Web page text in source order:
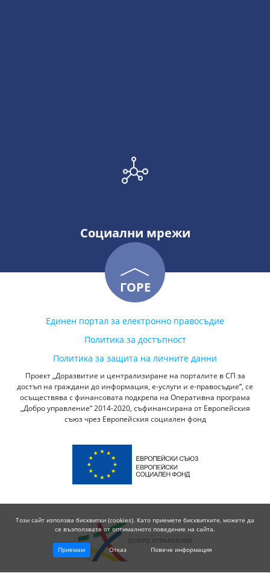
Социални мрежи
ГОРЕ
Единен портал за електронно правосъдие
Политика за достъпност
Политика за защита на личните данни
Проект „Доразвитие и централизиране на порталите в СП за
достъп на граждани до информация, е-услуги и е-правосъдие“, се
осъществява с финансовата подкрепа на Оперативна програма
„Добро управление“ 2014-2020, съфинансирана от Европейския
съюз чрез Европейския социален фонд
Този сайт използва бисквитки (cookies). Като приемете бисквитките, можете да
се възползвате от оптималното поведение на сайта.
Приемам Отказ Повече информация